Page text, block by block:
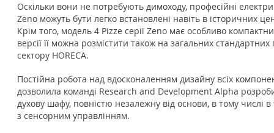
Оскільки вони не потребують димоходу, професійні
Zeno можуть бути легко встановлені навіть в історичних
Крім того, модель 4 Pizze серії Zeno має особливо
версії її можна розмістити також на загальних
сектору HORECA.
Постійна робота над вдосконаленням дизайну всіх
дозволила команді Research and Development Alpha
духову шафу, повністю незалежну від основи, в тому числі в
з сенсорним управлінням.